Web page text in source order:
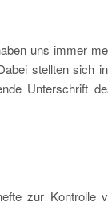
uns immer
stellten sich
Unterschrift
zur Kontrolle